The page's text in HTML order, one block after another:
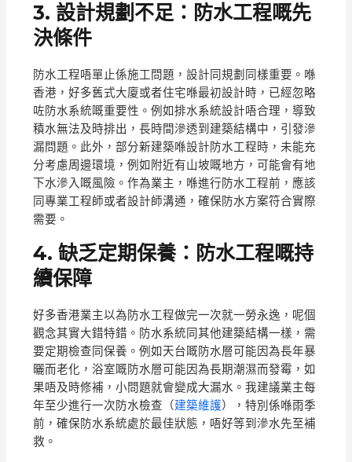
3. 設計規劃不足：防水工程嘅先
決條件
防水工程唔單止係施工問題，設計同規劃同樣重要。喺
香港，好多舊式大廈或者住宅喺最初設計時，已經忽略
咗防水系統嘅重要性。例如排水系統設計唔合理，導致
積水無法及時排出，長時間滲透到建築結構中，引發滲
漏問題。此外，部分新建築喺設計防水工程時，未能充
分考慮周邊環境，例如附近有山坡嘅地方，可能會有地
下水滲入嘅風險。作為業主，喺進行防水工程前，應該
同專業工程師或者設計師溝通，確保防水方案符合實際
需要。
4. 缺乏定期保養：防水工程嘅持
續保障
好多香港業主以為防水工程做完一次就一勞永逸，呢個
觀念其實大錯特錯。防水系統同其他建築結構一樣，需
要定期檢查同保養。例如天台嘅防水層可能因為長年暴
曬而老化，浴室嘅防水層可能因為長期潮濕而發霉，如
果唔及時修補，小問題就會變成大漏水。我建議業主每
年至少進行一次防水檢查（建築維護），特別係喺雨季
前，確保防水系統處於最佳狀態，唔好等到滲水先至補
救。